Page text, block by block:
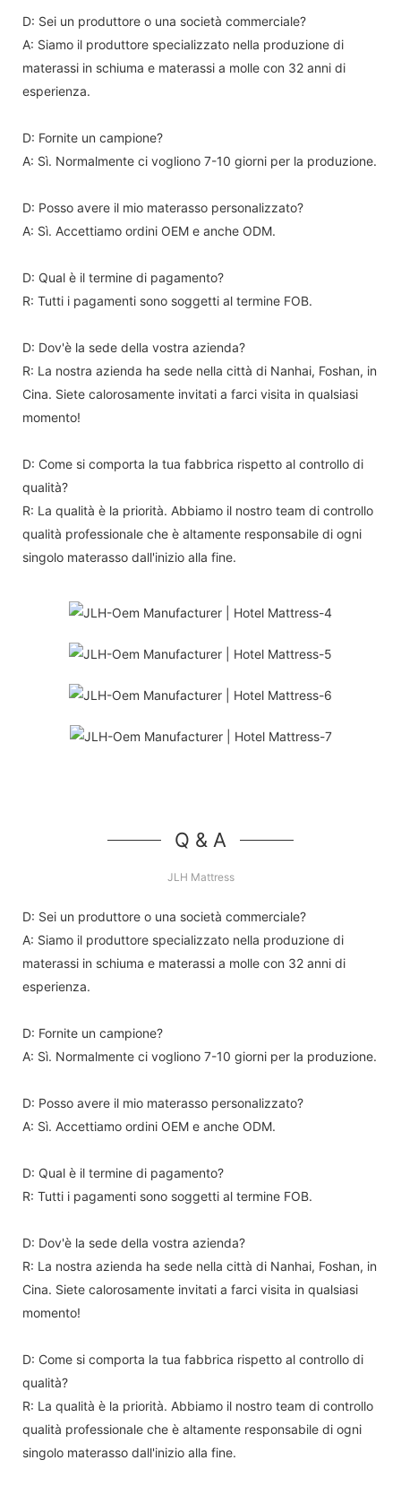
D: Sei un produttore o una società commerciale?
A: Siamo il produttore specializzato nella produzione di
materassi in schiuma e materassi a molle con 32 anni di
esperienza.
D: Fornite un campione?
A: Sì. Normalmente ci vogliono 7-10 giorni per la produzione.
D: Posso avere il mio materasso personalizzato?
A: Sì. Accettiamo ordini OEM e anche ODM.
D: Qual è il termine di pagamento?
R: Tutti i pagamenti sono soggetti al termine FOB.
D: Dov'è la sede della vostra azienda?
R: La nostra azienda ha sede nella città di Nanhai, Foshan, in
Cina. Siete calorosamente invitati a farci visita in qualsiasi
momento!
D: Come si comporta la tua fabbrica rispetto al controllo di
qualità?
R: La qualità è la priorità. Abbiamo il nostro team di controllo
qualità professionale che è altamente responsabile di ogni
singolo materasso dall'inizio alla fine.
Q & A
JLH Mattress
D: Sei un produttore o una società commerciale?
A: Siamo il produttore specializzato nella produzione di
materassi in schiuma e materassi a molle con 32 anni di
esperienza.
D: Fornite un campione?
A: Sì. Normalmente ci vogliono 7-10 giorni per la produzione.
D: Posso avere il mio materasso personalizzato?
A: Sì. Accettiamo ordini OEM e anche ODM.
D: Qual è il termine di pagamento?
R: Tutti i pagamenti sono soggetti al termine FOB.
D: Dov'è la sede della vostra azienda?
R: La nostra azienda ha sede nella città di Nanhai, Foshan, in
Cina. Siete calorosamente invitati a farci visita in qualsiasi
momento!
D: Come si comporta la tua fabbrica rispetto al controllo di
qualità?
R: La qualità è la priorità. Abbiamo il nostro team di controllo
qualità professionale che è altamente responsabile di ogni
singolo materasso dall'inizio alla fine.